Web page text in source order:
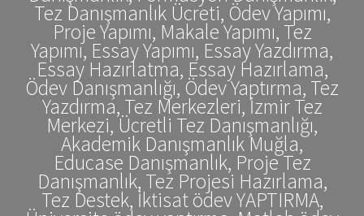
Tez Danışmanlık Ücreti, Ödev Yapımı,
Proje Yapımı, Makale Yapımı, Tez
Yapımı, Essay Yapımı, Essay Yazdırma,
Essay Hazırlatma, Essay Hazırlama,
Ödev Danışmanlığı, Ödev Yaptırma, Tez
Yazdırma, Tez Merkezleri, İzmir Tez
Merkezi, Ücretli Tez Danışmanlığı,
Akademik Danışmanlık Muğla,
Educase Danışmanlık, Proje Tez
Danışmanlık, Tez Projesi Hazırlama,
Tez Destek, İktisat ödev YAPTIRMA,